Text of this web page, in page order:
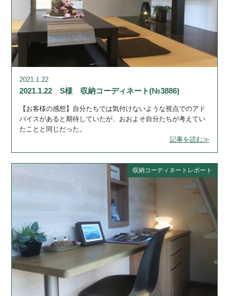
2021.1.22
2021.1.22 S様 収納コーディネート(№3886)
【お客様の感想】自分たちでは気付けないような視点でのアド
バイスがあると期待していたが、おおよそ自分たちが考えてい
たことと同じだった。
記事を読む≫
収納コーディネートレポート